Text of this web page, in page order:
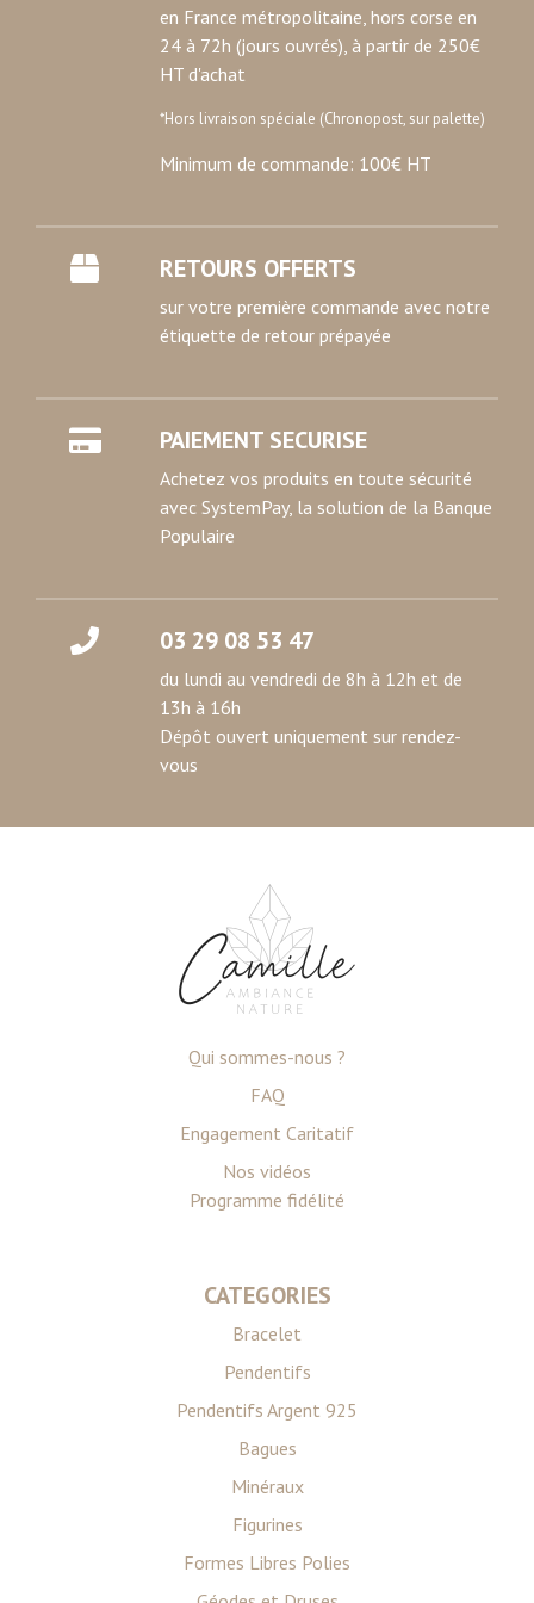
en France métropolitaine, hors corse en
24 à 72h (jours ouvrés), à partir de 250€
HT d'achat
*Hors livraison spéciale (Chronopost, sur palette)
Minimum de commande: 100€ HT
RETOURS OFFERTS
sur votre première commande avec notre
étiquette de retour prépayée
PAIEMENT SECURISE
Achetez vos produits en toute sécurité
avec SystemPay, la solution de la Banque
Populaire
03 29 08 53 47
du lundi au vendredi de 8h à 12h et de
13h à 16h
Dépôt ouvert uniquement sur rendez-
vous
Qui sommes-nous ?
FAQ
Engagement Caritatif
Nos vidéos
Programme fidélité
CATEGORIES
Bracelet
Pendentifs
Pendentifs Argent 925
Bagues
Minéraux
Figurines
Formes Libres Polies